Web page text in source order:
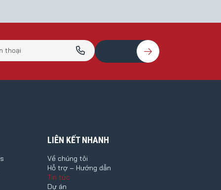
LIÊN KẾT NHANH
Về chúng tôi
Hỗ trợ – Hướng dẫn
Tin tức
Dự án